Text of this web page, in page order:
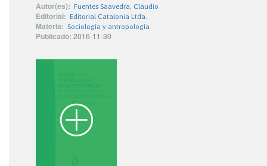
Autor(es): Fuentes Saavedra, Claudio
Editorial: Editorial Catalonia Ltda.
Materia: Sociología y antropología
Publicado: 2016-11-30